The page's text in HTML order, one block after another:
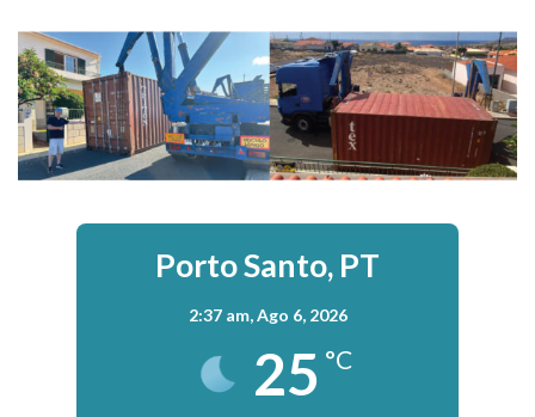
Porto Santo, PT
2:37 am,Ago 6, 2026
25 °C